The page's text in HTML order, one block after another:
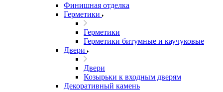
Финишная отделка
Герметики
Герметики
Герметики битумные и каучуковые
Двери
Двери
Козырьки к входным дверям
Декоративный камень